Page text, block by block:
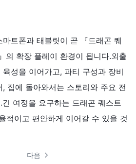
트폰과 태블릿이 곧 『드래곤 퀘
의 확장 플레이 환경이 됩니다.외출
성을 이어가고, 파티 구성과 장비
집에 돌아와서는 스토리와 주요 전
여정을 요구하는 드래곤 퀘스트
적이고 편안하게 이어갈 수 있을 것
다음